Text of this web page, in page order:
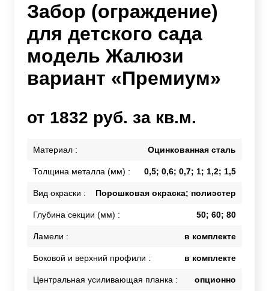
Забор (ограждение)
для детского сада
модель Жалюзи
вариант «Премиум»
от 1832 руб. за кв.м.
Материал : Оцинкованная сталь
Толщина металла (мм) : 0,5; 0,6; 0,7; 1; 1,2; 1,5
Вид окраски : Порошковая окраска; полиэстер
Глубина секции (мм) : 50; 60; 80
Ламели : в комплекте
Боковой и верхний профили : в комплекте
Центральная усиливающая планка : опционно